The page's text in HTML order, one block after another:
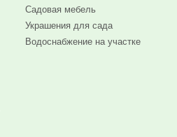
Садовая мебель
Украшения для сада
Водоснабжение на участке